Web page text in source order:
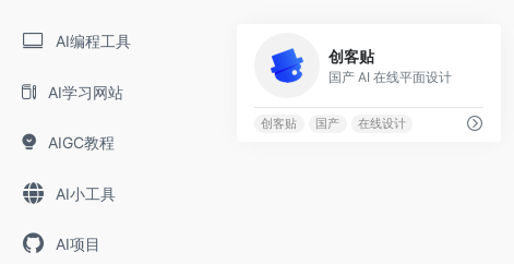
AI编程工具
AI学习网站
AIGC教程
AI小工具
AI项目
创客贴
国产 AI 在线平面设计
创客贴 国产 在线设计